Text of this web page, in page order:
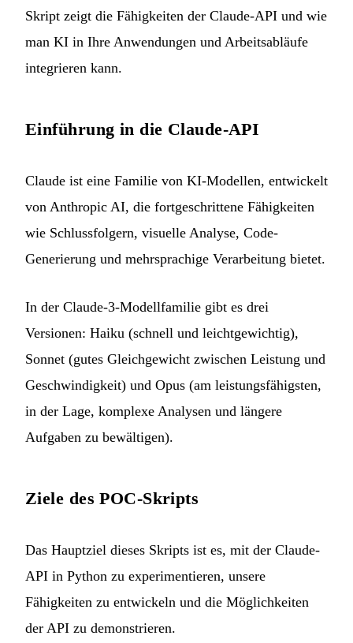
Skript zeigt die Fähigkeiten der Claude-API und wie
man KI in Ihre Anwendungen und Arbeitsabläufe
integrieren kann.
Einführung in die Claude-API
Claude ist eine Familie von KI-Modellen, entwickelt
von Anthropic AI, die fortgeschrittene Fähigkeiten
wie Schlussfolgern, visuelle Analyse, Code-
Generierung und mehrsprachige Verarbeitung bietet.
In der Claude-3-Modellfamilie gibt es drei
Versionen: Haiku (schnell und leichtgewichtig),
Sonnet (gutes Gleichgewicht zwischen Leistung und
Geschwindigkeit) und Opus (am leistungsfähigsten,
in der Lage, komplexe Analysen und längere
Aufgaben zu bewältigen).
Ziele des POC-Skripts
Das Hauptziel dieses Skripts ist es, mit der Claude-
API in Python zu experimentieren, unsere
Fähigkeiten zu entwickeln und die Möglichkeiten
der API zu demonstrieren.